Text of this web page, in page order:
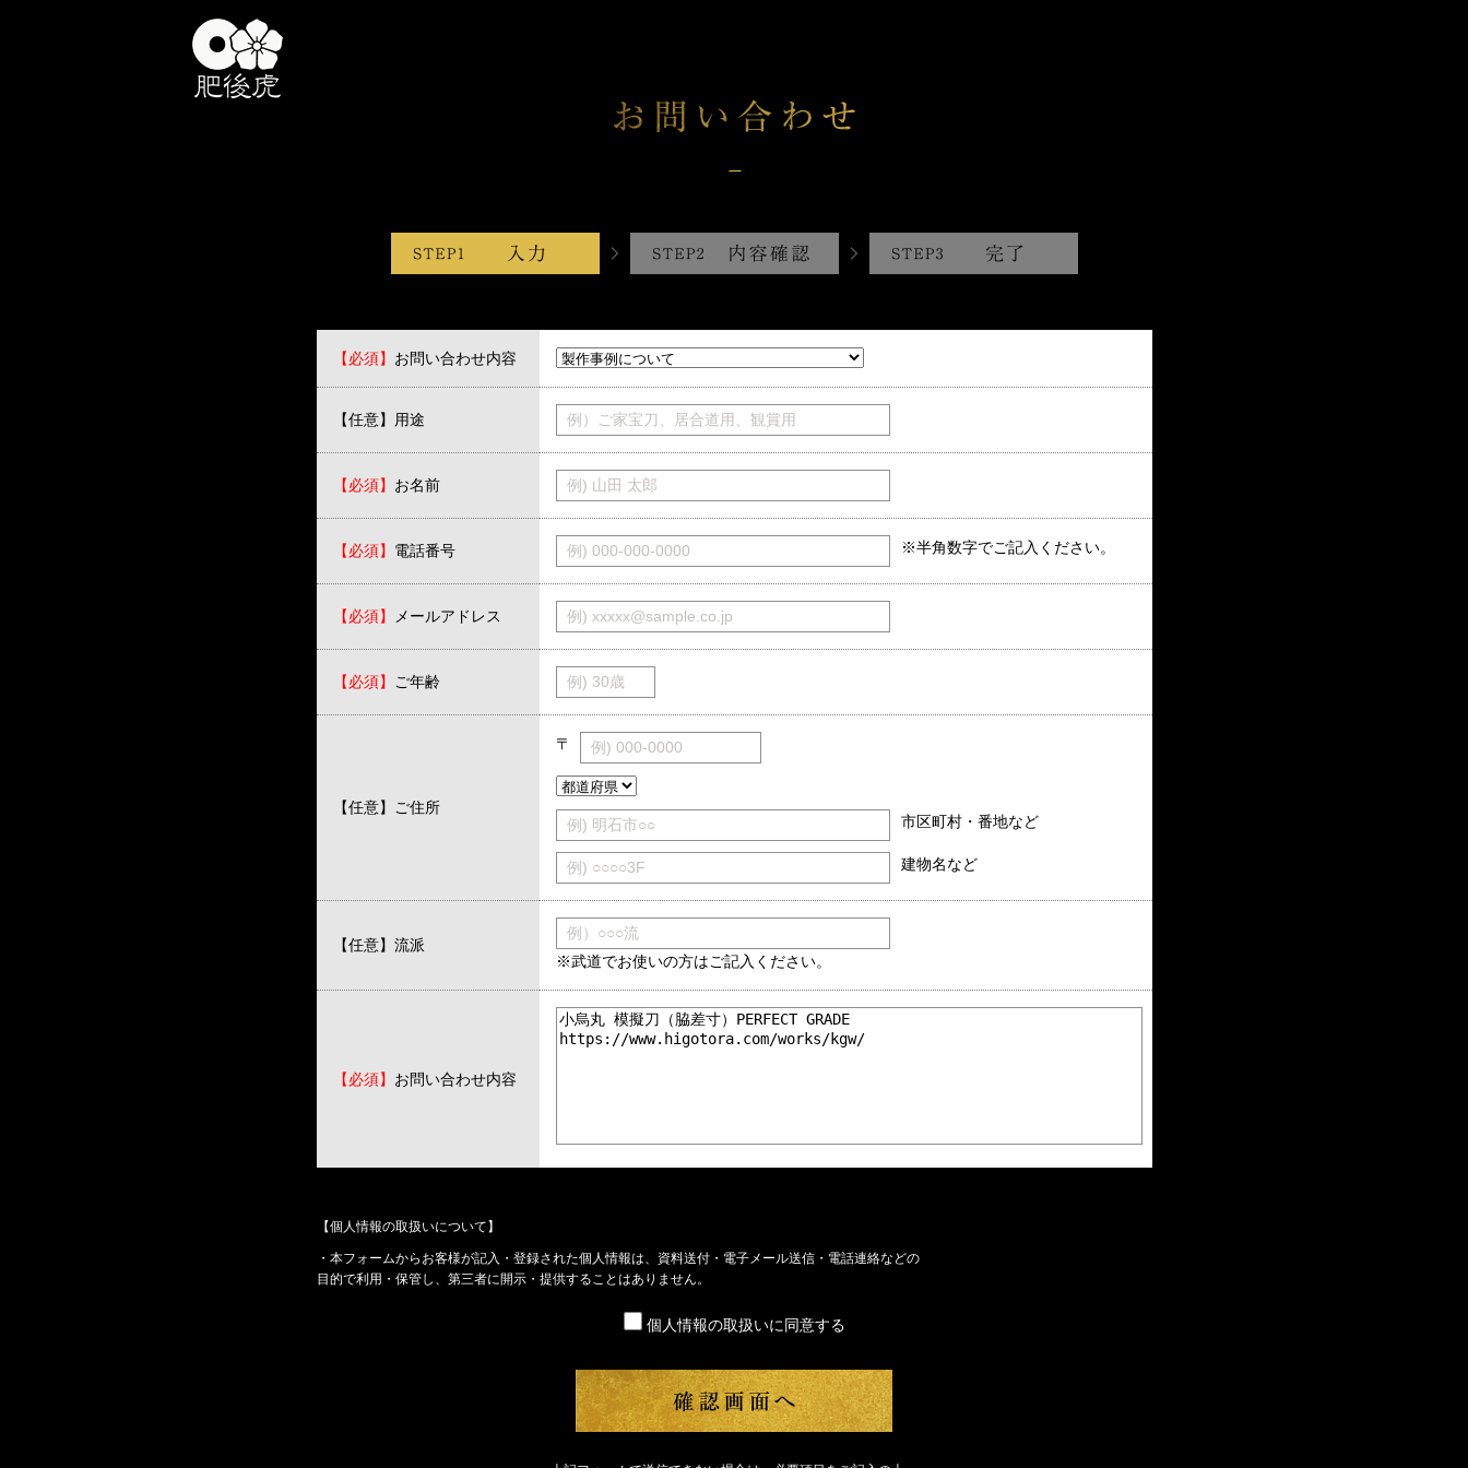
【必須】 お問い合わせ内容
【任意】用途 例）ご家宝刀、居合道用、観賞用
【必須】 お名前 例) 山田 太郎
【必須】 電話番号 例) 000-000-0000 ※半角数字でご記入ください。
【必須】 メールアドレス 例) xxxxx@sample.co.jp
【必須】 ご年齢 例) 30歳
【任意】 ご住所
〒 例) 000-0000
例) 明石市○○ 市区町村・番地など
例) ○○○○3F 建物名など
【任意】 流派
例）○○○流
※武道でお使いの方はご記入ください。
【必須】 お問い合わせ内容
【個人情報の取扱いについて】
・本フォームからお客様が記入・登録された個人情報は、資料送付・電子メール送信・電話連絡などの
目的で利用・保管し、第三者に開示・提供することはありません。
個人情報の取扱いに同意する